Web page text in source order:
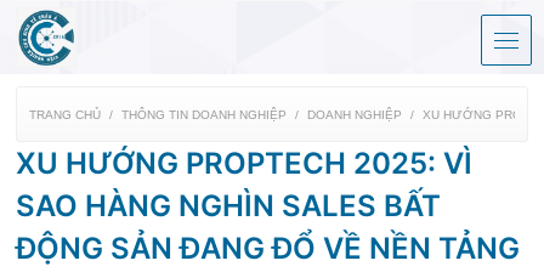
TRANG CHỦ THÔNG TIN DOANH NGHIỆP DOANH NGHIỆP XU HƯỚNG
XU HƯỚNG PROPTECH 2025: VÌ
SAO HÀNG NGHÌN SALES BẤT
ĐỘNG SẢN ĐANG ĐỔ VỀ NỀN TẢNG